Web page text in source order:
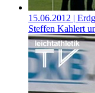
15.06.2012 |
Steffen Kahlert